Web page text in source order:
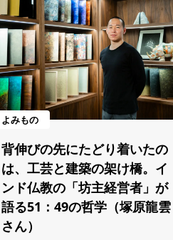
よみもの
背伸びの先にたどり着いたの
は、工芸と建築の架け橋。イ
ンド仏教の「坊主経営者」が
語る51：49の哲学（塚原龍雲
さん）